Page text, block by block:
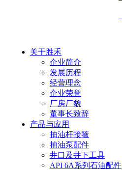
关于胜禾
企业简介
发展历程
经营理念
企业荣誉
厂房厂貌
董事长致辞
产品与应用
抽油杆接箍
抽油泵配件
井口及井下工具
API 6A系列石油配件